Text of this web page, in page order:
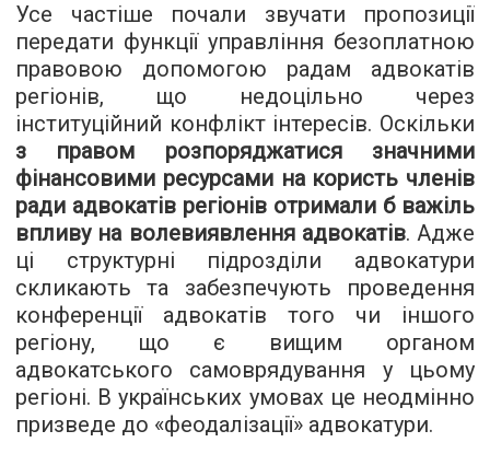
Усе частіше почали звучати пропозиції
передати функції управління безоплатною
правовою допомогою радам адвокатів
регіонів, що недоцільно через
інституційний конфлікт інтересів. Оскільки
з правом розпоряджатися значними
фінансовими ресурсами на користь членів
ради адвокатів регіонів отримали б важіль
впливу на волевиявлення адвокатів. Адже
ці структурні підрозділи адвокатури
скликають та забезпечують проведення
конференції адвокатів того чи іншого
регіону, що є вищим органом
адвокатського самоврядування у цьому
регіоні. В українських умовах це неодмінно
призведе до «феодалізації» адвокатури.